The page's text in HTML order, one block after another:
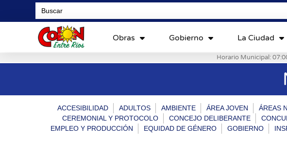
Search
for:
Obras Gobierno La Ciudad
Horario Municipal:
ACCESIBILIDAD ADULTOS AMBIENTE ÁREA JOVEN ÁREAS
CEREMONIAL Y PROTOCOLO
CONCEJO DELIBERANTE
EMPLEO Y PRODUCCIÓN
EQUIDAD DE GÉNERO GOBIERNO